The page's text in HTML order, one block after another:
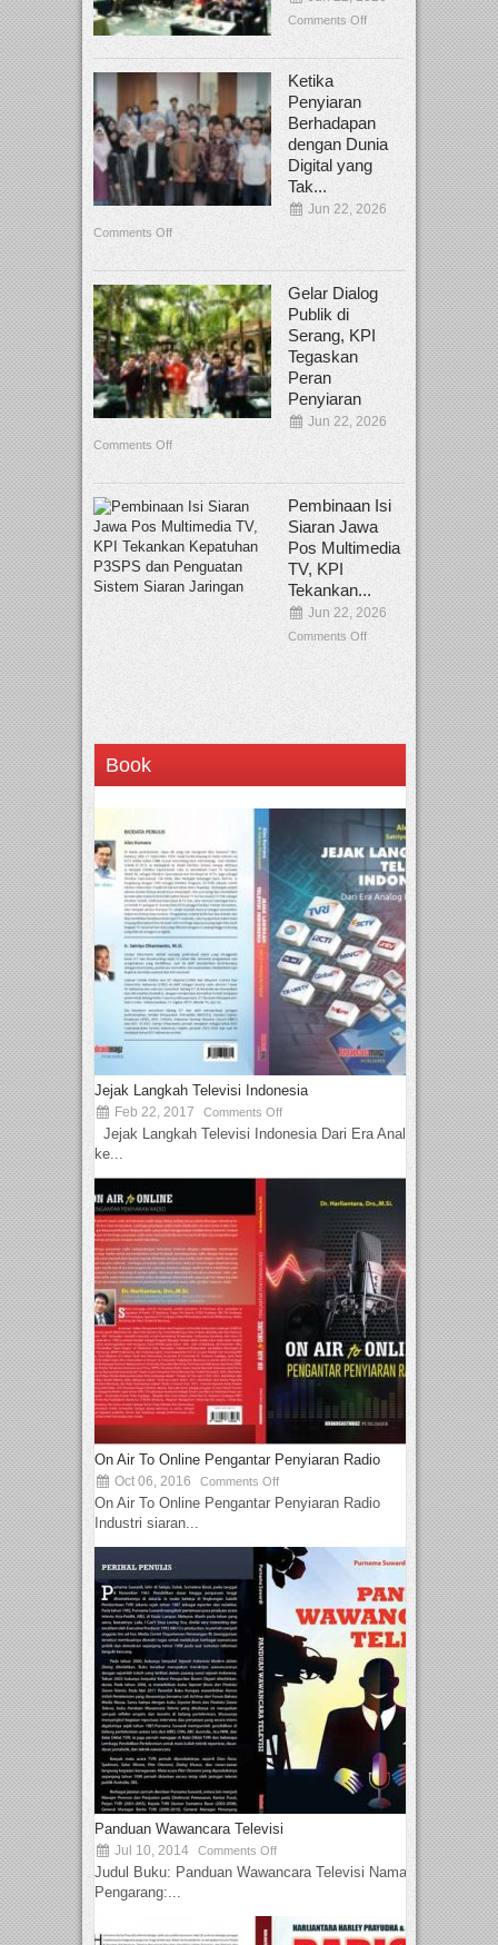
Comments Off
Ketika
Penyiaran
Berhadapan
dengan Dunia
Digital yang
Tak...
Jun 22, 2026
Comments Off
Gelar Dialog
Publik di
Serang, KPI
Tegaskan
Peran
Penyiaran
Jun 22, 2026
Comments Off
Pembinaan Isi
Siaran Jawa
Pos Multimedia
TV, KPI
Tekankan...
Jun 22, 2026
Comments Off
Book
Jejak Langkah Televisi Indonesia
Feb 22, 2017 Comments Off
Jejak Langkah Televisi Indonesia Dari Era Analog
ke...
On Air To Online Pengantar Penyiaran Radio
Oct 06, 2016 Comments Off
On Air To Online Pengantar Penyiaran Radio
Industri siaran...
Panduan Wawancara Televisi
Jul 10, 2014 Comments Off
Judul Buku: Panduan Wawancara Televisi Nama
Pengarang:...